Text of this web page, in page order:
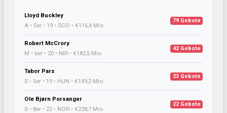
Lloyd Buckley
A • 5er • 19 • SCO • €116,4 Mio
79 Gebote
Robert McCrory
M • 6er • 20 • NIR • €182,5 Mio
42 Gebote
Tabor Pars
S • 5er • 19 • HUN • €149,2 Mio
23 Gebote
Ole Bjørn Porsanger
S • 8er • 22 • NOR • €228,7 Mio
22 Gebote